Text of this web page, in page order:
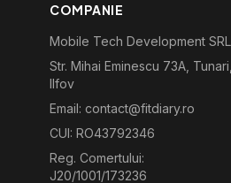
COMPANIE
Mobile Tech Development SRL
Str. Mihai Eminescu 73A, Tunari,
Ilfov
Email: contact@fitdiary.ro
CUI: RO43792346
Reg. Comertului:
J20/1001/173236